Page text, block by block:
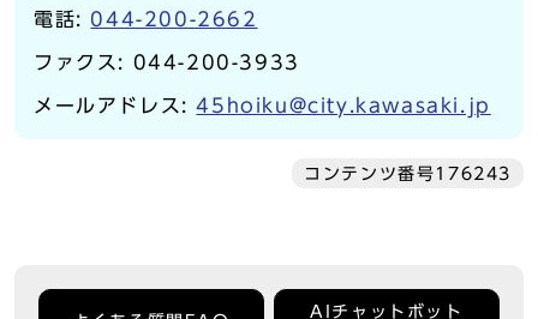
電話: 044-200-2662
ファクス: 044-200-3933
メールアドレス:45hoiku@city.kawasaki.jp
コンテンツ番号176243
AIチャットボット